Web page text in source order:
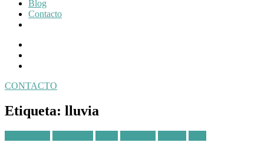
Dios
creó
mucho
Blog
Contacto
CONTACTO
navigation
Etiqueta: lluvia